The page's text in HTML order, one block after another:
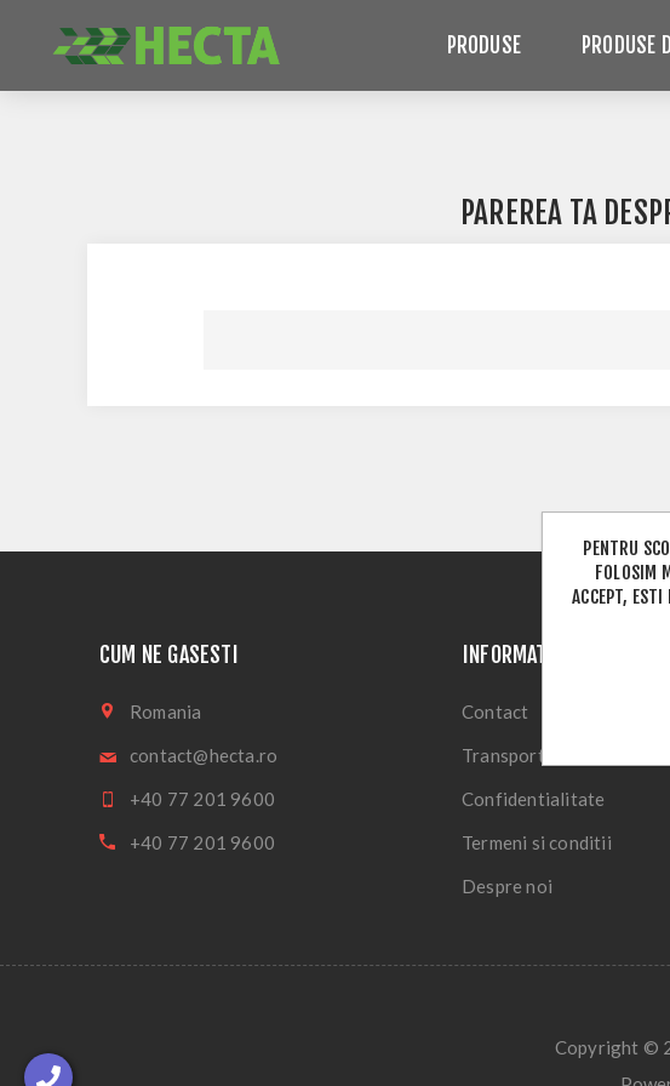
PRODUSE PRODUSE
PAREREA TA
CUM NE GASESTI
Romania
contact@hecta.ro
+40 77 201 9600
+40 77 201 9600
INFORMATII
Contact
Transport si retur
Confidentialitate
Termeni si conditii
Despre noi
Copyright ©
PENTRU
FOLOSIM
ACCEPT, ESTI